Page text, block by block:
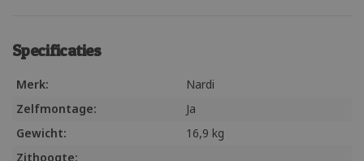
Specificaties
Merk:
Nardi
Zelfmontage:
Ja
Gewicht:
16,9 kg
Zithoogte: